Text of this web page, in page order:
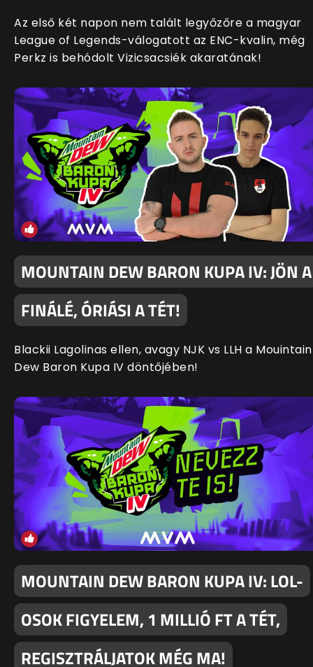
Az első két napon nem talált legyőzőre a magyar
League of Legends-válogatott az ENC-kvalin, még
Perkz is behódolt Vizicsacsiék akaratának!
MOUNTAIN DEW BARON KUPA IV: JÖN A
FINÁLÉ, ÓRIÁSI A TÉT!
Blackii Lagolinas ellen, avagy NJK vs LLH a Mouintain
Dew Baron Kupa IV döntőjében!
MOUNTAIN DEW BARON KUPA IV: LOL-
OSOK FIGYELEM, 1 MILLIÓ FT A TÉT,
REGISZTRÁLJATOK MÉG MA!